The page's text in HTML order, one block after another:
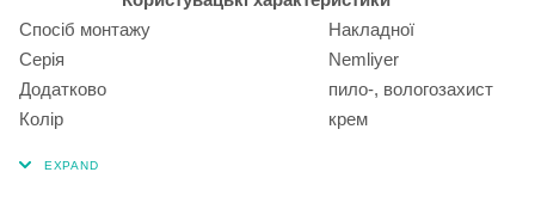
Спосіб монтажу
Накладної
Серія
Nemliyer
Додатково
пило-, вологозахист
Колір
крем